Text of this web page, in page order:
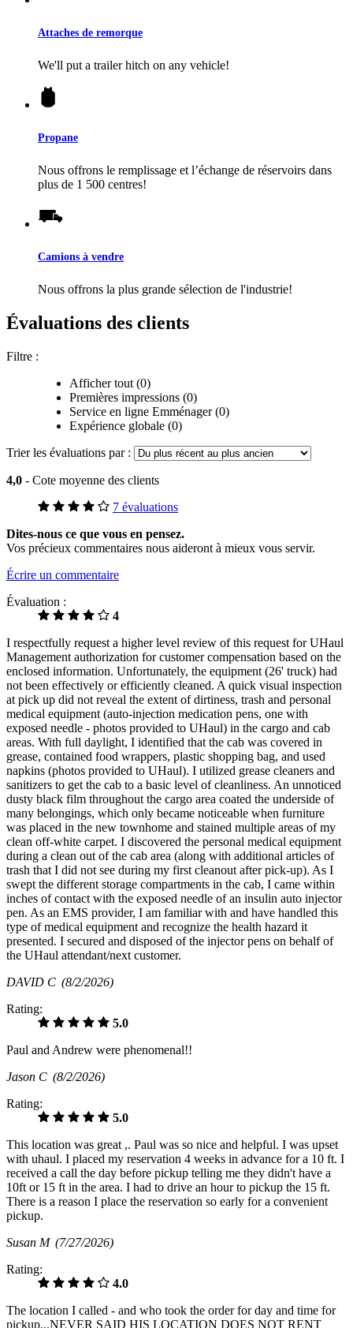
Attaches de remorque
We'll put a trailer hitch on any vehicle!
Propane
Nous offrons le remplissage et l’échange de réservoirs dans
plus de 1 500 centres!
Camions à vendre
Nous offrons la plus grande sélection de l'industrie!
Évaluations des clients
Filtre :
Afficher tout (0)
Premières impressions (0)
Service en ligne Emménager (0)
Expérience globale (0)
Trier les évaluations par :
4,0 - Cote moyenne des clients
7 évaluations
Dites-nous ce que vous en pensez.
Vos précieux commentaires nous aideront à mieux vous servir.
Écrire un commentaire
Évaluation :
4
I respectfully request a higher level review of this request for UHaul
Management authorization for customer compensation based on the
enclosed information. Unfortunately, the equipment (26' truck) had
not been effectively or efficiently cleaned. A quick visual inspection
at pick up did not reveal the extent of dirtiness, trash and personal
medical equipment (auto-injection medication pens, one with
exposed needle - photos provided to UHaul) in the cargo and cab
areas. With full daylight, I identified that the cab was covered in
grease, contained food wrappers, plastic shopping bag, and used
napkins (photos provided to UHaul). I utilized grease cleaners and
sanitizers to get the cab to a basic level of cleanliness. An unnoticed
dusty black film throughout the cargo area coated the underside of
many belongings, which only became noticeable when furniture
was placed in the new townhome and stained multiple areas of my
clean off-white carpet. I discovered the personal medical equipment
during a clean out of the cab area (along with additional articles of
trash that I did not see during my first cleanout after pick-up). As I
swept the different storage compartments in the cab, I came within
inches of contact with the exposed needle of an insulin auto injector
pen. As an EMS provider, I am familiar with and have handled this
type of medical equipment and recognize the health hazard it
presented. I secured and disposed of the injector pens on behalf of
the UHaul attendant/next customer.
DAVID C (8/2/2026)
Rating:
5.0
Paul and Andrew were phenomenal!!
Jason C (8/2/2026)
Rating:
5.0
This location was great ,. Paul was so nice and helpful. I was upset
with uhaul. I placed my reservation 4 weeks in advance for a 10 ft. I
received a call the day before pickup telling me they didn't have a
10ft or 15 ft in the area. I had to drive an hour to pickup the 15 ft.
There is a reason I place the reservation so early for a convenient
pickup.
Susan M (7/27/2026)
Rating:
4.0
The location I called - and who took the order for day and time for
pickup...NEVER SAID HIS LOCATION DOES NOT RENT